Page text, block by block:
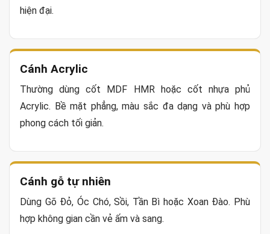
hiện đại.
Cánh Acrylic
Thường dùng cốt MDF HMR hoặc cốt nhựa phủ
Acrylic. Bề mặt phẳng, màu sắc đa dạng và phù hợp
phong cách tối giản.
Cánh gỗ tự nhiên
Dùng Gõ Đỏ, Óc Chó, Sồi, Tần Bì hoặc Xoan Đào. Phù
hợp không gian cần vẻ ấm và sang.